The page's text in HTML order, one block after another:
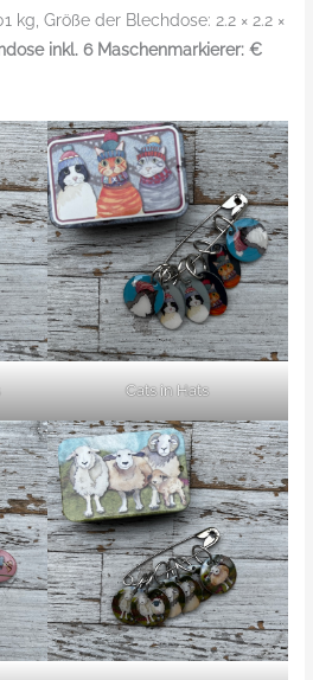
kg, Größe der Blechdose: 2.2 × 2.2 ×
inkl. 6 Maschenmarkierer: €
Cats in Hats